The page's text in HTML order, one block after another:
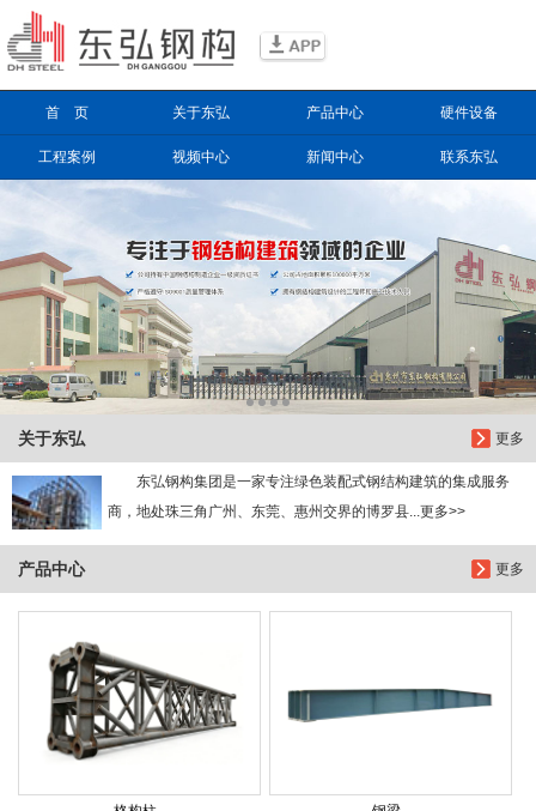
首 页 关于东弘 产品中心 硬件设备
工程案例 视频中心 新闻中心 联系东弘
更多
关于东弘
东弘钢构集团是一家专注绿色装配式钢结构建筑的集成服务
商，地处珠三角广州、东莞、惠州交界的博罗县...更多>>
更多
产品中心
信息搜索